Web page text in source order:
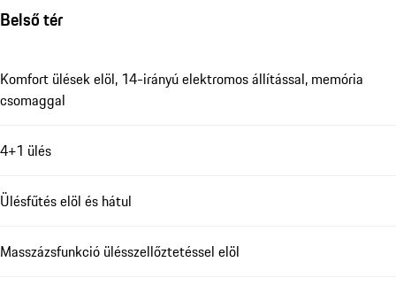
Belső tér
Komfort ülések elöl, 14-irányú elektromos állítással, memória
csomaggal
4+1 ülés
Ülésfűtés elöl és hátul
Masszázsfunkció ülésszellőztetéssel elöl